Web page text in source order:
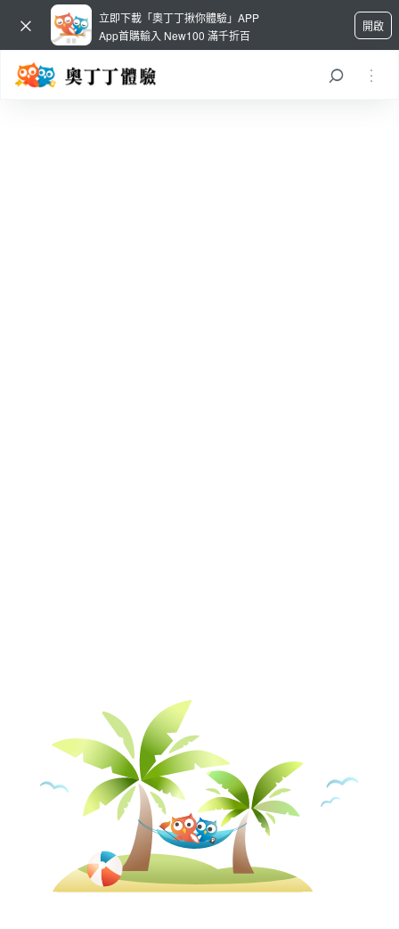
立即下載「奧丁丁揪你體驗」APP
App首購輸入 New100 滿千折百
開啟